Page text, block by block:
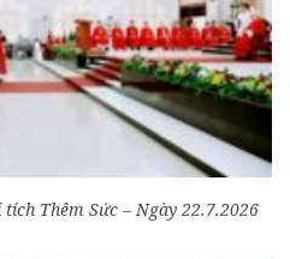
Thêm Sức – Ngày 22.7.2026